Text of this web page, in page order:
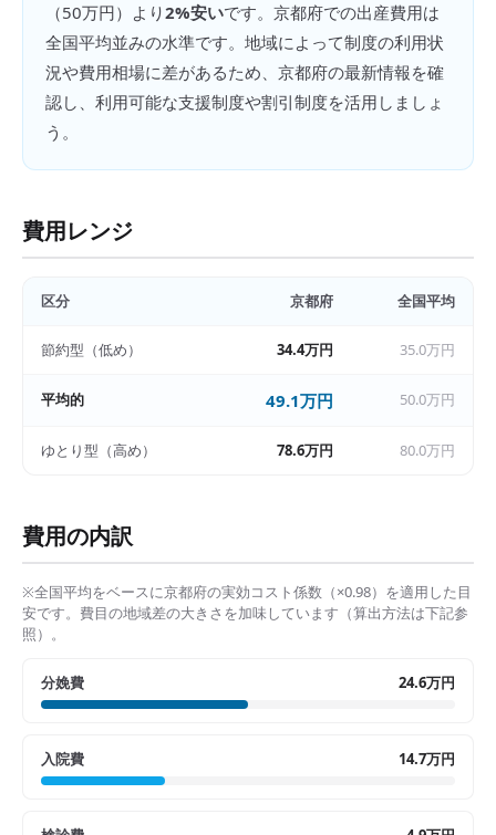
（50万円）より2%安いです。 京都府での出産費用は
全国平均並みの水準です。地域によって制度の利用状
況や費用相場に差があるため、京都府の最新情報を確
認し、利用可能な支援制度や割引制度を活用しましょ
う。
費用レンジ
区分 京都府 全国平均
節約型（低め） 34.4万円 35.0万円
平均的 49.1万円 50.0万円
ゆとり型（高め） 78.6万円 80.0万円
費用の内訳
※全国平均をベースに京都府の実効コスト係数（×0.98）を適用した目
安です。費目の地域差の大きさを加味しています（算出方法は下記参
照）。
分娩費 24.6万円
入院費 14.7万円